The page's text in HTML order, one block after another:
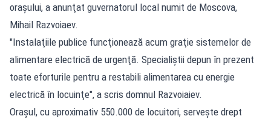
oraşului, a anunţat guvernatorul local numit de Moscova,
Mihail Razvoiaev.
"Instalaţiile publice funcţionează acum graţie sistemelor de
alimentare electrică de urgenţă. Specialiştii depun în prezent
toate eforturile pentru a restabili alimentarea cu energie
electrică în locuinţe", a scris domnul Razvoiaiev.
Oraşul, cu aproximativ 550.000 de locuitori, serveşte drept